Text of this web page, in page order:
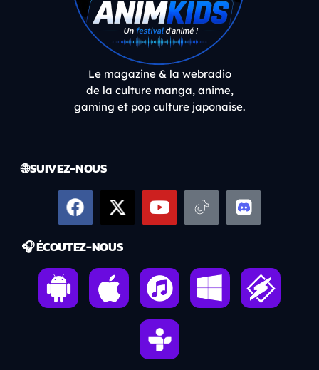
Le magazine & la webradio
de la culture manga, anime,
gaming et pop culture japonaise.
🌐 SUIVEZ-NOUS
🎧 ÉCOUTEZ-NOUS